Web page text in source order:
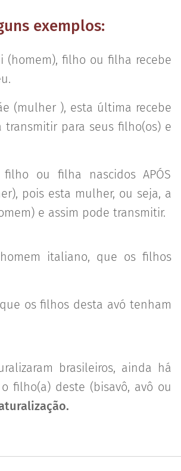
exemplos:
(homem), filho ou filha recebe
(mulher ), esta última recebe
transmitir para seus filho(os) e
ou filha nascidos APÓS
pois esta mulher, ou seja, a
e assim pode transmitir.
italiano, que os filhos
os filhos desta avó tenham
brasileiros, ainda há
filho(a) deste (bisavô, avô ou